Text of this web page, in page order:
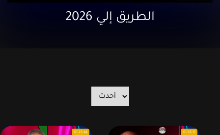
الطريق إلي 2026
01:33:11
01:23:44